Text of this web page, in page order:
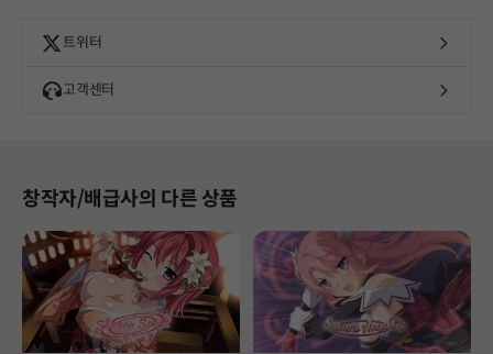
트위터
고객센터
창작자/배급사의 다른 상품